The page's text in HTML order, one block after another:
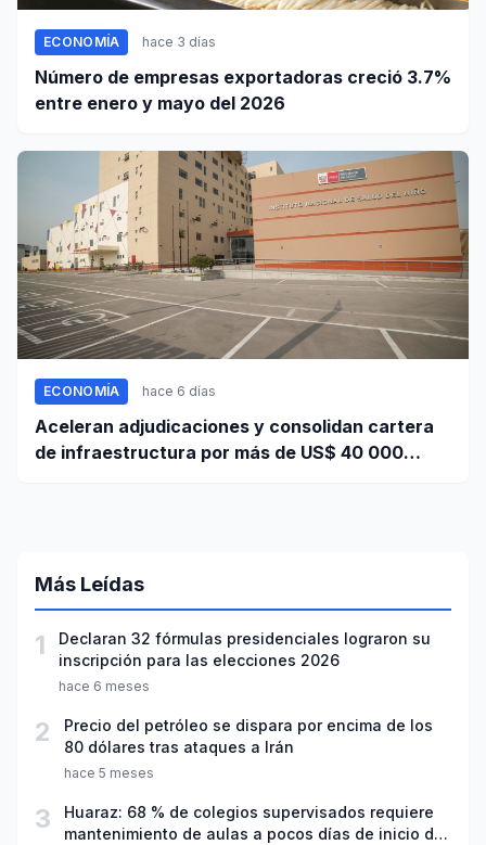
ECONOMÍA hace 3 días
Número de empresas exportadoras creció 3.7%
entre enero y mayo del 2026
ECONOMÍA hace 6 días
Aceleran adjudicaciones y consolidan cartera
de infraestructura por más de US$ 40 000
Más Leídas
1
Declaran 32 fórmulas presidenciales lograron su
inscripción para las elecciones 2026
hace 6 meses
2
Precio del petróleo se dispara por encima de los
80 dólares tras ataques a Irán
hace 5 meses
3
Huaraz: 68 % de colegios supervisados requiere
mantenimiento de aulas a pocos días de inicio del